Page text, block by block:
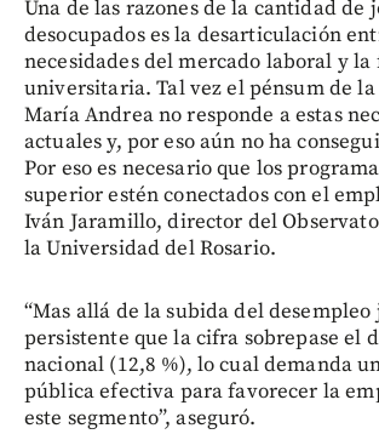
Una de las razones de la cantidad de
desocupados es la desarticulación
necesidades del mercado laboral y
universitaria. Tal vez el pénsum de
María Andrea no responde a estas
actuales y, por eso aún no ha
Por eso es necesario que los
superior estén conectados con el
Iván Jaramillo, director del
la Universidad del Rosario.
“Mas allá de la subida del
persistente que la cifra sobrepase el
nacional (12,8 %), lo cual demanda
pública efectiva para favorecer la
este segmento”, aseguró.